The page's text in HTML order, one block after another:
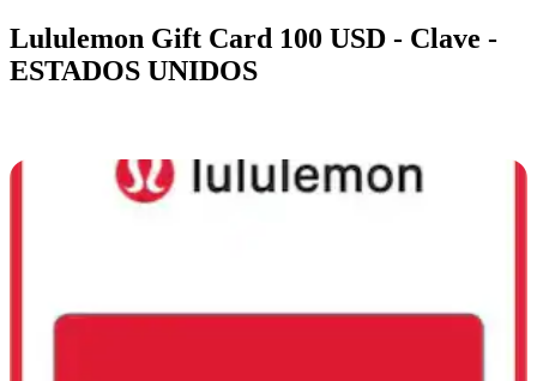
Lululemon Gift Card 100 USD - Clave -
ESTADOS UNIDOS